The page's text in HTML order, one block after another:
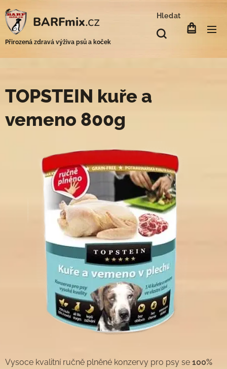
BARFmix.cz
Přirozená zdravá výživa psů a koček
Hledat
TOPSTEIN kuře a
vemeno 800g
Vysoce kvalitní ručně plněné konzervy pro psy se 100%